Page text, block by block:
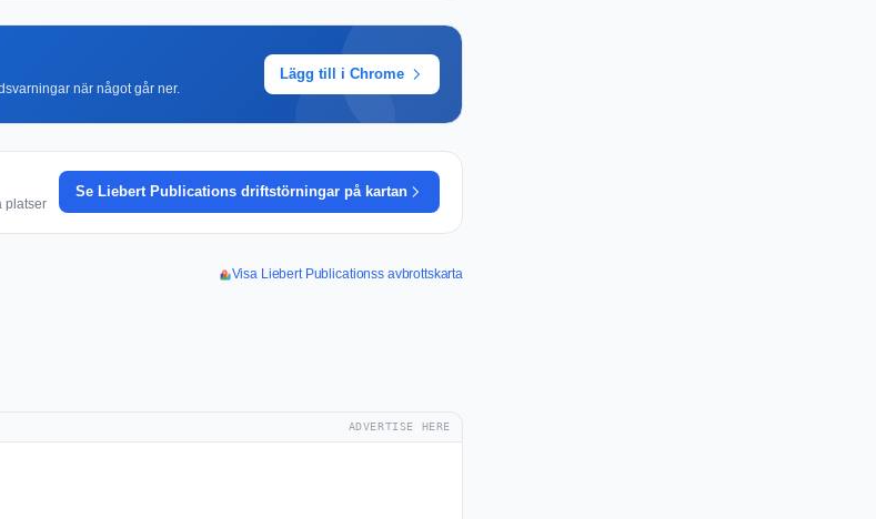
när något går ner.
Lägg till i Chrome
platser
Se Liebert Publications driftstörningar på kartan
Visa Liebert Publicationss avbrottskarta
ADVERTISE HERE